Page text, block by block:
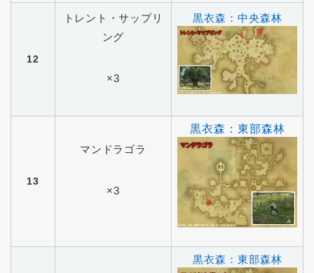
12
トレント・サップリ
ング
×3
黒衣森：中央森林
13
マンドラゴラ
×3
黒衣森：東部森林
黒衣森：東部森林